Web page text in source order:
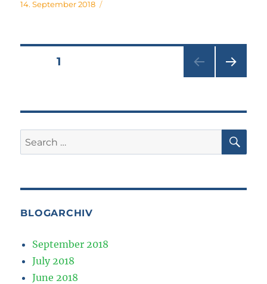
Posted
14. September 2018
Posts
PAGE1
Search
for:
BLOGARCHIV
September 2018
July 2018
June 2018